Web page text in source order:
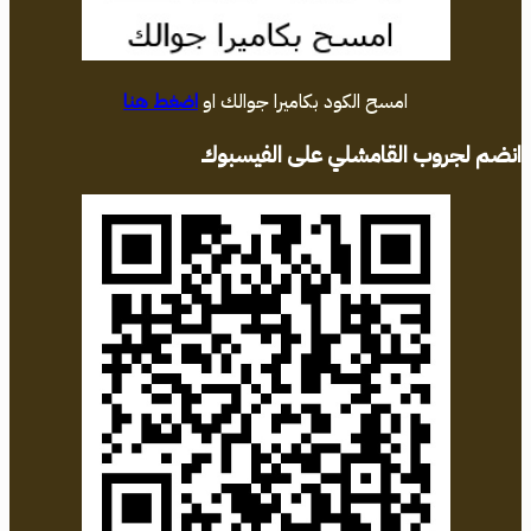
امسح الكود بكاميرا جوالك اواضغط هنا
انضم لجروب القامشلي على الفيسبوك